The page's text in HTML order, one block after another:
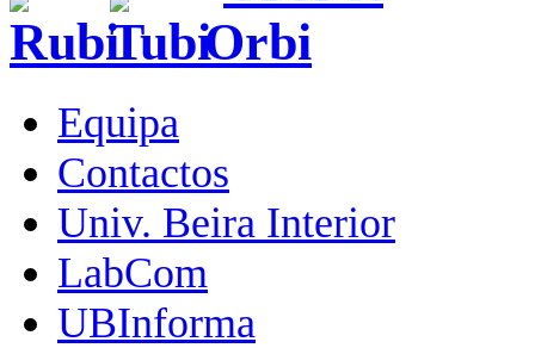
Equipa
Contactos
Univ. Beira Interior
LabCom
UBInforma